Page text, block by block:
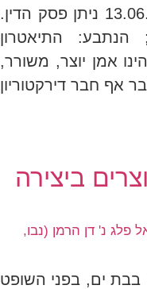
השופטת נועה גרוסמן. ביום 13.06.23 ניתן פסק הדין.
הנתבע: התיאטרון
אמן יוצר, משורר,
אף חבר דירקטוריון
ביצירה
בת ים) 70737-11-20 אריאל פלג נ' דן הרמן (נבו,
בבת ים, בפני השופט